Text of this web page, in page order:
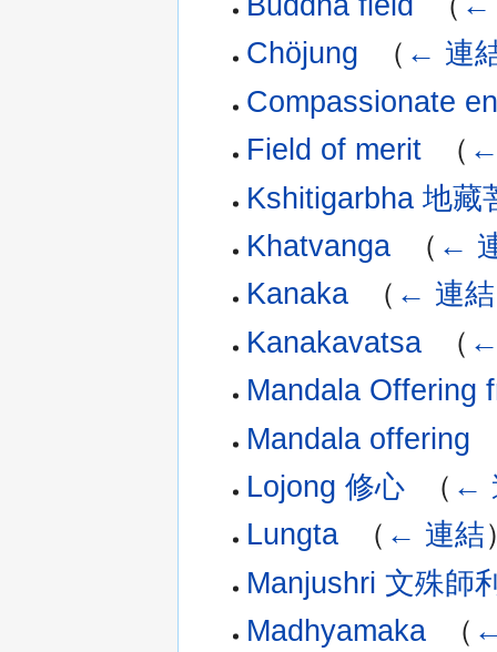
Chöjung
（ ← 連
Compassionate
Field of merit‎ （
Kshitigarbha 地藏
Khatvanga‎ （ ←
Kanaka‎ （ ← 連結
Kanakavatsa‎ （
Mandala Offering
Mandala offering
Lojong 修心‎ （ ←
Lungta‎ （ ← 連結
Manjushri 文殊師
Madhyamaka‎ （